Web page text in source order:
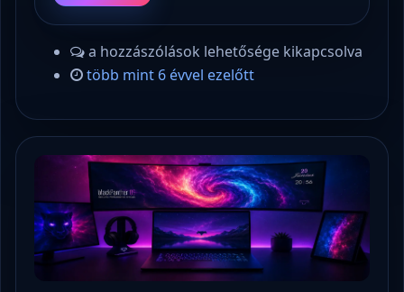
a hozzászólások lehetősége kikapcsolva
több mint 6 évvel ezelőtt